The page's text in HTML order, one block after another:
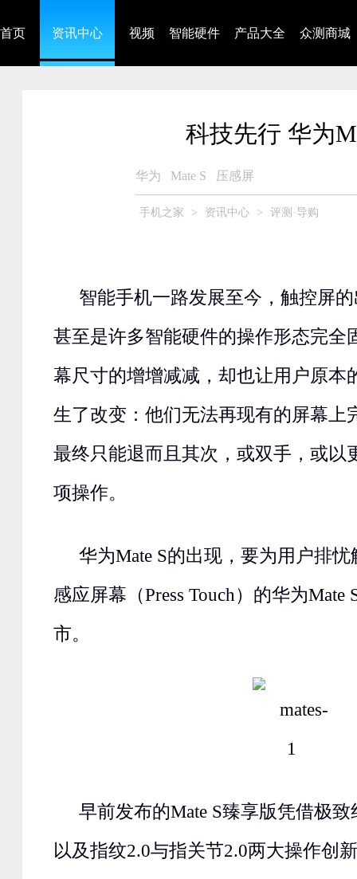
首页 资讯中心 视频 智能硬件 产品大全 众测商城
科技先行 华为
华为 Mate S 压感屏
手机之家 > 资讯中心 > 评测·导购
智能手机一路发展至今，触控屏
甚至是许多智能硬件的操作形态完全
幕尺寸的增增减减，却也让用户原本
生了改变：他们无法再现有的屏幕上
最终只能退而且其次，或双手，或以
项操作。
华为Mate S的出现，要为用户排
感应屏幕（Press Touch）的华为Mate
市。
早前发布的Mate S臻享版凭借极
以及指纹2.0与指关节2.0两大操作创